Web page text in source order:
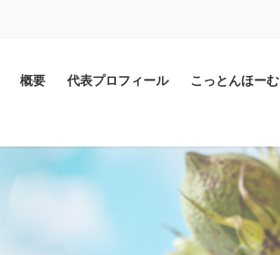
概要 代表プロフィール こっとんほーむ